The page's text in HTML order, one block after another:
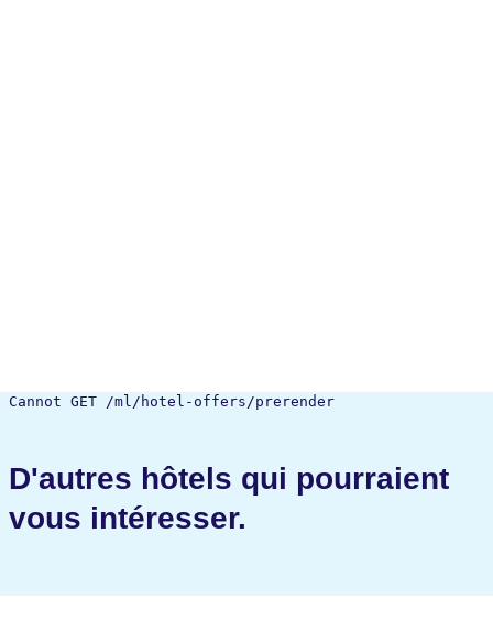
Cannot GET /ml/hotel-offers/prerender
D'autres hôtels qui pourraient
vous intéresser.